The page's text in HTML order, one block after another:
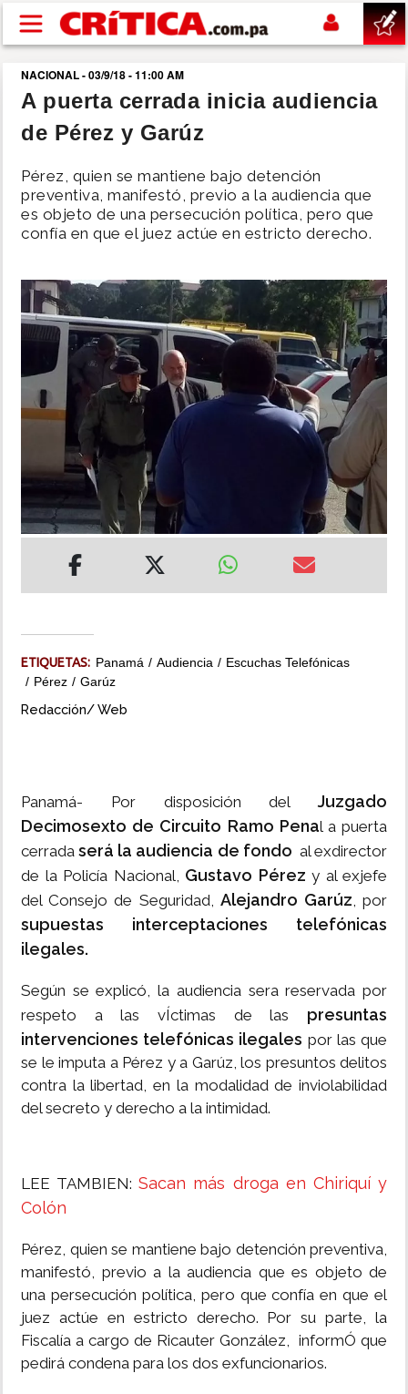
Pasar al contenido principal
buscar
SUCESOS
NACIONAL
POLÍTICA
SHOW
DEPORTES
MUNDO
INSÓLITAS
NACIONAL - 03/9/18 - 11:00 AM
A puerta cerrada inicia audiencia
de Pérez y Garúz
Pérez, quien se mantiene bajo detención
preventiva, manifestó, previo a la audiencia que
es objeto de una persecución política, pero que
confía en que el juez actúe en estricto derecho.
ETIQUETAS: Panamá Audiencia
Escuchas Telefónicas
Pérez
Garúz
Redacción/ Web
Panamá- Por disposición del Juzgado
Decimosexto de Circuito Ramo Penal a puerta
cerradaserá la audiencia de fondo al exdirector
de la Policía Nacional, Gustavo Pérez y al exjefe
del Consejo de Seguridad, Alejandro Garúz, por
supuestas interceptaciones telefónicas
ilegales.
Según se explicó, la audiencia sera reservada por
respeto a las vÍctimas de las presuntas
intervenciones telefónicas ilegales por las que
se le imputa a Pérez y a Garúz, los presuntos delitos
contra la libertad, en la modalidad de inviolabilidad
del secreto y derecho a la intimidad.
LEE TAMBIEN:Sacan más droga en Chiriquí y
Colón
Pérez, quien se mantiene bajo detención preventiva,
manifestó, previo a la audiencia que es objeto de
una persecución política, pero que confía en que el
juez actúe en estricto derecho. Por su parte, la
Fiscalía a cargo de Ricauter González, informÓ que
pedirá condena para los dos exfuncionarios.